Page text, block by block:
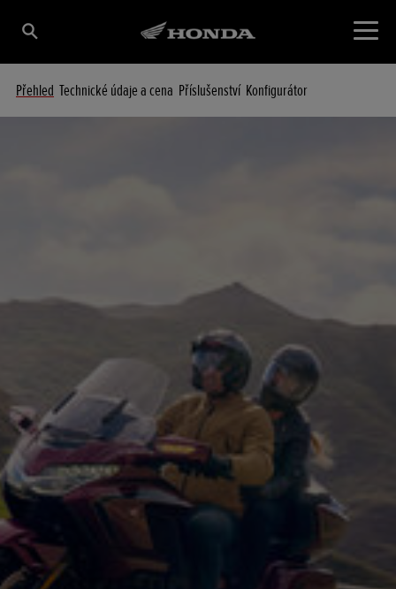
Přehled Technické údaje a cena Příslušenství Konfigurátor